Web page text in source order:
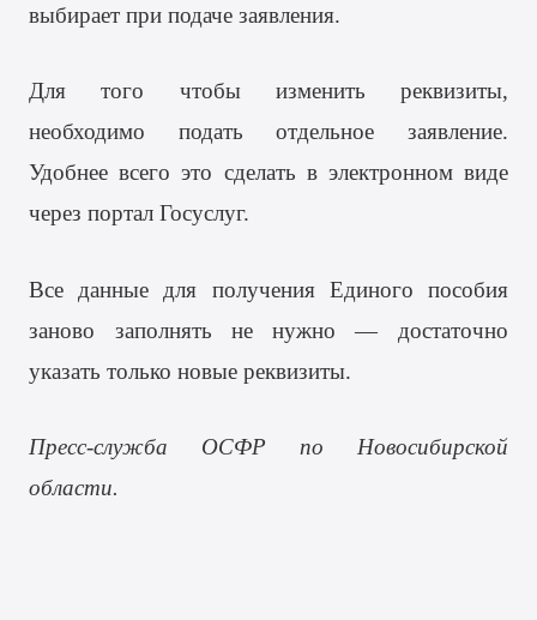
выбирает при подаче заявления.
Для того чтобы изменить реквизиты,
необходимо подать отдельное заявление.
Удобнее всего это сделать в электронном виде
через портал Госуслуг.
Все данные для получения Единого пособия
заново заполнять не нужно — достаточно
указать только новые реквизиты.
Пресс-служба ОСФР по Новосибирской
области.